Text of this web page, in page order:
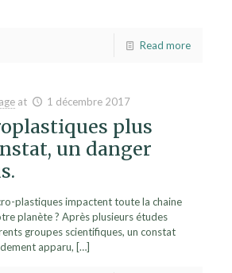
Read more
at 1 décembre 2017
plus
un danger
plastiques impactent toute la chaine
planète ? Après plusieurs études
groupes scientifiques, un constat
apparu, […]